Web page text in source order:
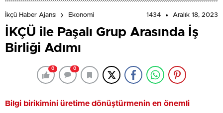
İkçü Haber Ajansı Ekonomi 1434 Aralık 18, 2023
İKÇÜ ile Paşalı Grup Arasında İş
Birliği Adımı
0 0
Bilgi birikimini üretime dönüştürmenin en önemli